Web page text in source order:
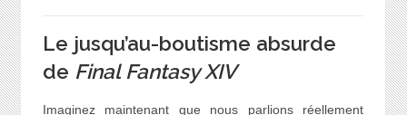
Le jusqu’au-boutisme absurde
de Final Fantasy XIV
Imaginez maintenant que nous parlions réellement